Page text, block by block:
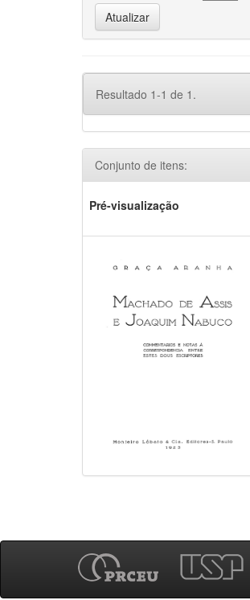
Resultado 1-1 de 1.
Conjunto de itens:
Pré-visualização